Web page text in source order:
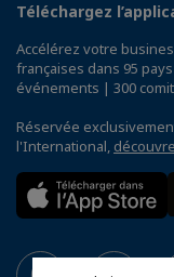
Téléchargez
Accélérez votre
françaises dans 95
événements | 300
Réservée
l'International,